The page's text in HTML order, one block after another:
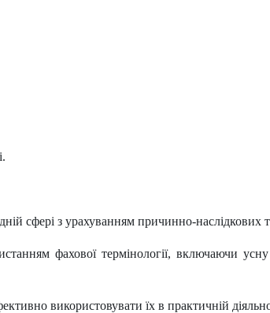
сфері з урахуванням причинно-наслідкових
фахової термінології, включаючи
використовувати їх в практичній